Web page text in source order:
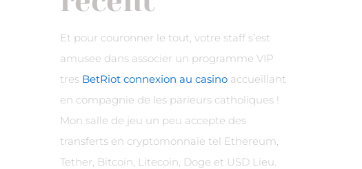
Et pour couronner le tout, votre staff s’est
amusee dans associer un programme VIP
tres BetRiot connexion au casino accueillant
en compagnie de les parieurs catholiques !
Mon salle de jeu un peu accepte des
transferts en cryptomonnaie tel Ethereum,
Tether, Bitcoin, Litecoin, Doge et USD Lieu.